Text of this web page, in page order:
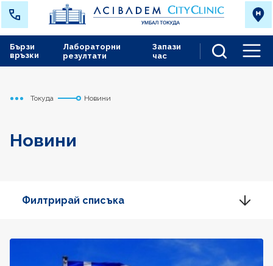
Лабораторни
резултати
Запази
час
Бързи
връзки
Начало
Токуда Новини
Новини
Филтрирай списъка